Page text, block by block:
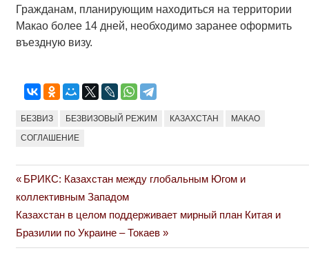
Гражданам, планирующим находиться на территории
Макао более 14 дней, необходимо заранее оформить
въездную визу.
БЕЗВИЗ БЕЗВИЗОВЫЙ РЕЖИМ КАЗАХСТАН МАКАО
СОГЛАШЕНИЕ
Навигация
по
записям
Previous
Post:
БРИКС: Казахстан между глобальным Югом и
коллективным Западом
Next
Post:
Казахстан в целом поддерживает мирный план Китая и
Бразилии по Украине – Токаев